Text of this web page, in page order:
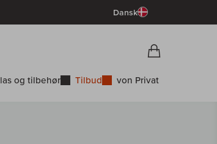
Dansk
og tilbehør Tilbud von Privat